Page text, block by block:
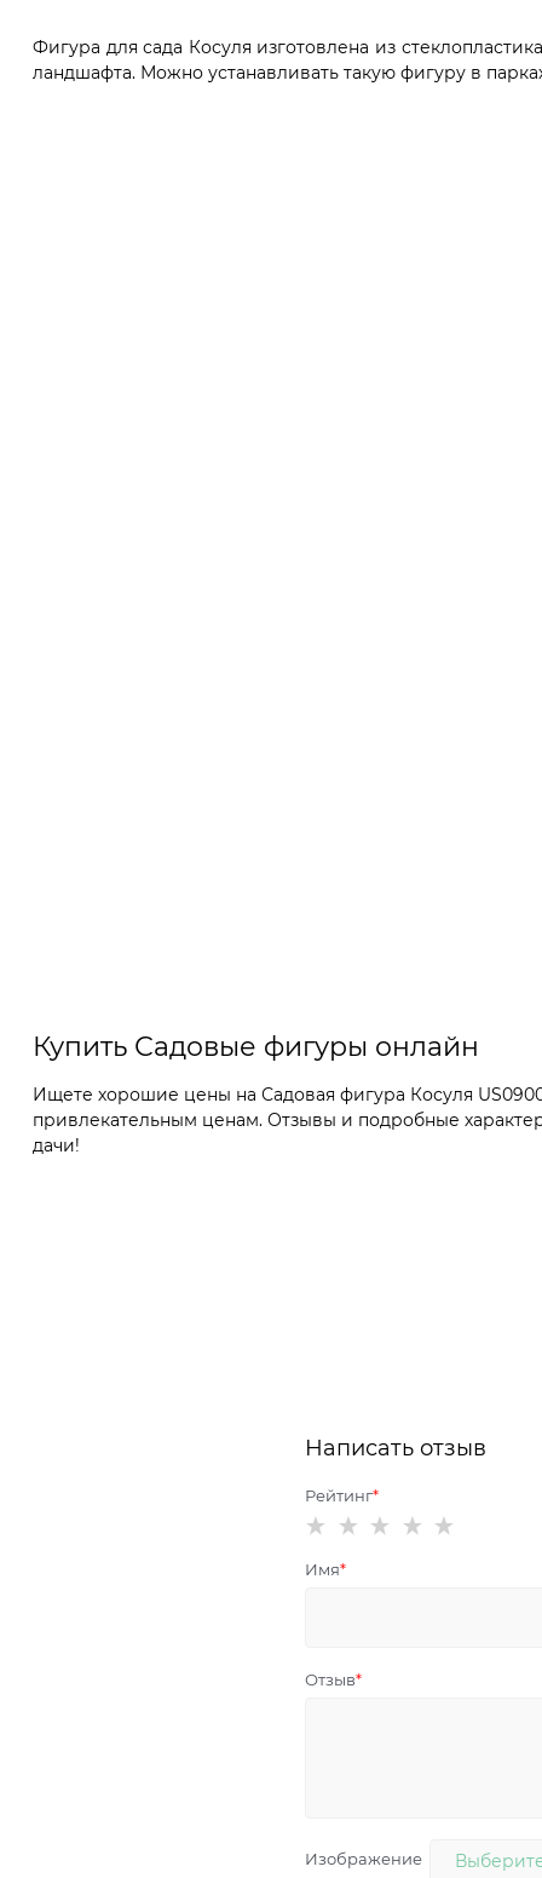
Фигура для сада Косуля изготовлена из
ландшафта. Можно устанавливать такую фигуру в
Купить Садовые фигуры онлайн
Ищете хорошие цены на Садовая фигура Косуля
привлекательным ценам. Отзывы и подробные
дачи!
Написать отзыв
Рейтинг
Имя
Отзыв
Изображение